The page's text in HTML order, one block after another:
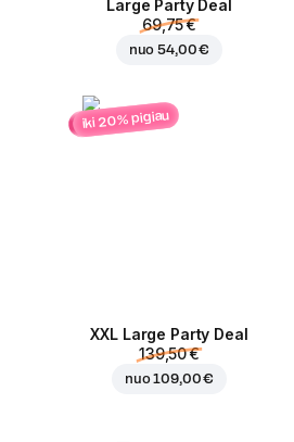
Large Party Deal
69,75 €
nuo54,00 €
iki 20% pigiau
XXL Large Party Deal
139,50 €
nuo109,00 €